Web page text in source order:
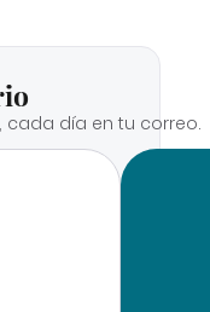
cada día en tu correo.